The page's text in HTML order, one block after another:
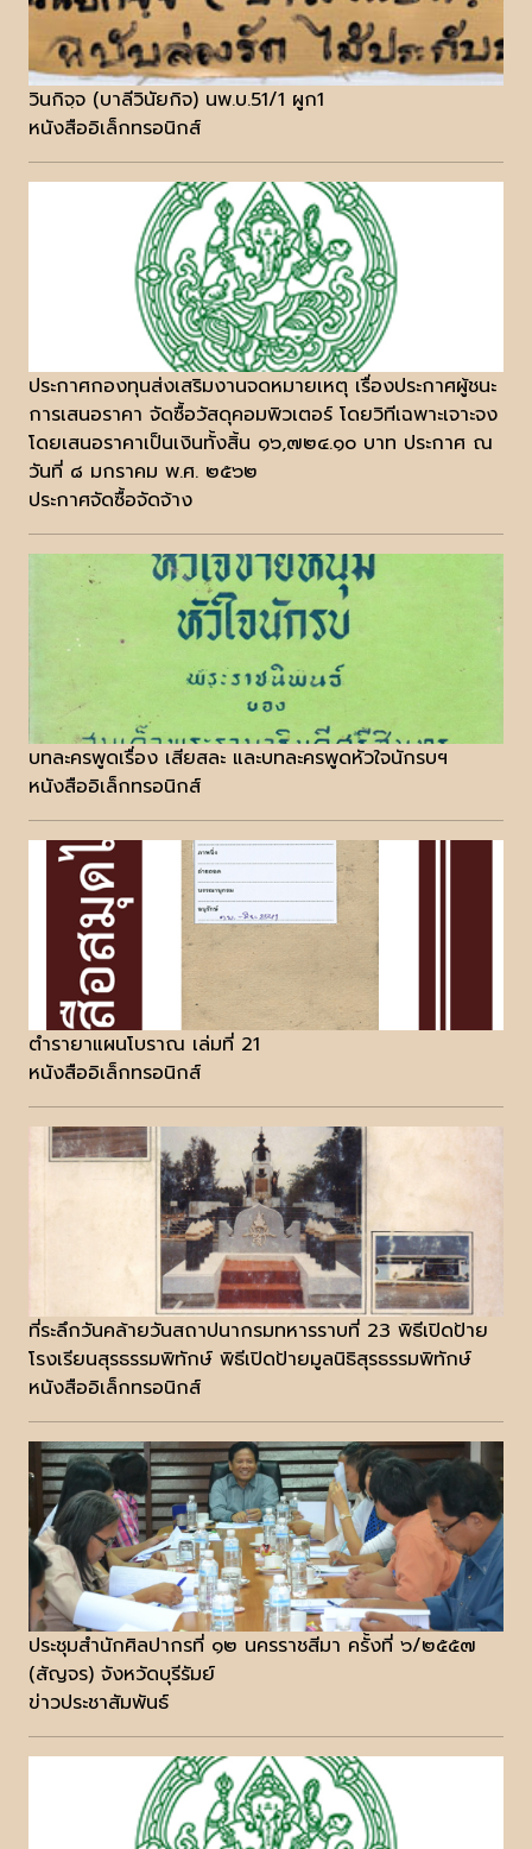
วินกิจฺจ (บาลีวินัยกิจ) นพ.บ.51/1 ผูก1
หนังสืออิเล็กทรอนิกส์
ประกาศกองทุนส่งเสริมงานจดหมายเหตุ เรื่องประกาศผู้ชนะ
การเสนอราคา จัดซื้อวัสดุคอมพิวเตอร์ โดยวิทีเฉพาะเจาะจง
โดยเสนอราคาเป็นเงินทั้งสิ้น ๑๖,๗๒๔.๑๐ บาท ประกาศ ณ
วันที่ ๘ มกราคม พ.ศ. ๒๕๖๒
ประกาศจัดซื้อจัดจ้าง
บทละครพูดเรื่อง เสียสละ และบทละครพูดหัวใจนักรบฯ
หนังสืออิเล็กทรอนิกส์
ตำรายาแผนโบราณ เล่มที่ 21
หนังสืออิเล็กทรอนิกส์
ที่ระลึกวันคล้ายวันสถาปนากรมทหารราบที่ 23 พิธีเปิดป้าย
โรงเรียนสุรธรรมพิทักษ์ พิธีเปิดป้ายมูลนิธิสุรธรรมพิทักษ์
หนังสืออิเล็กทรอนิกส์
ประชุมสำนักศิลปากรที่ ๑๒ นครราชสีมา ครั้งที่ ๖/๒๕๕๗
(สัญจร) จังหวัดบุรีรัมย์
ข่าวประชาสัมพันธ์